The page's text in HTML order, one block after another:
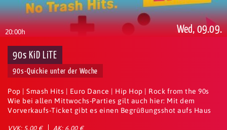
20:00h Wed, 09.09.
90s KiD LiTE
90s-Quickie unter der Woche
Pop | Smash Hits | Euro Dance | Hip Hop | Rock from the 90s
Wie bei allen Mittwochs-Parties gilt auch hier: Mit dem
Vorverkaufs-Ticket gibt es einen Begrüßungsshot aufs Haus
VVK: 5.00 € AK: 6.00 €